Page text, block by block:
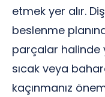
etmek yer alır.
beslenme
parçalar halinde
sıcak veya
kaçınmanız